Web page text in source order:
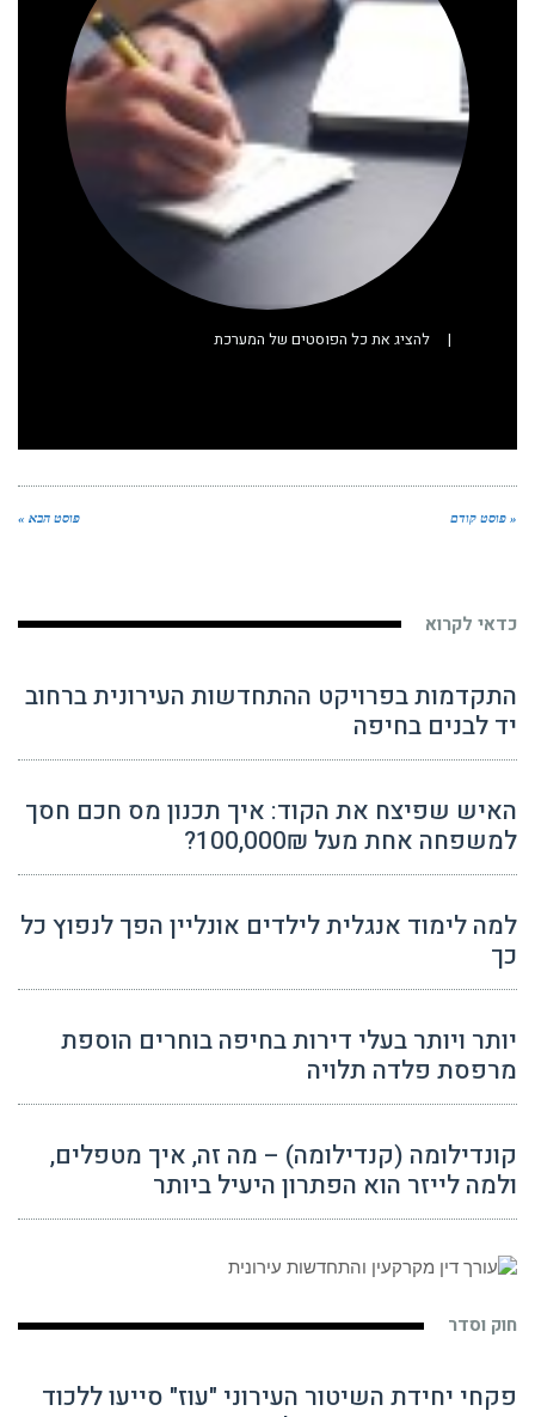
| להציג את כל הפוסטים של המערכת
« פוסט קודם פוסט הבא »
כדאי לקרוא
התקדמות בפרויקט ההתחדשות העירונית ברחוב
יד לבנים בחיפה
האיש שפיצח את הקוד: איך תכנון מס חכם חסך
למשפחה אחת מעל 100,000₪?
למה לימוד אנגלית לילדים אונליין הפך לנפוץ כל
כך
יותר ויותר בעלי דירות בחיפה בוחרים הוספת
מרפסת פלדה תלויה
קונדילומה (קנדילומה) – מה זה, איך מטפלים,
ולמה לייזר הוא הפתרון היעיל ביותר
חוק וסדר
פקחי יחידת השיטור העירוני "עוז" סייעו ללכוד